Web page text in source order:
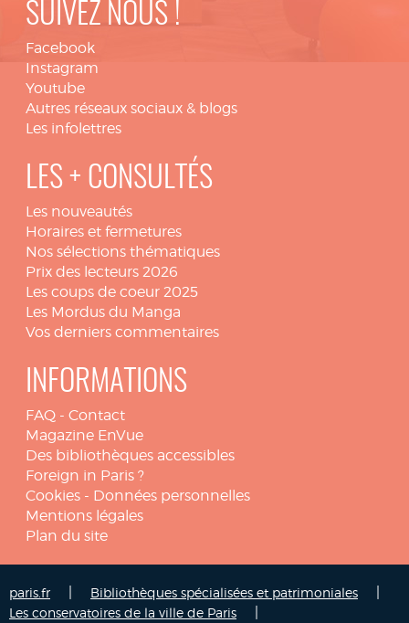
SUIVEZ NOUS !
Facebook
Instagram
Youtube
Autres réseaux sociaux & blogs
Les infolettres
LES + CONSULTÉS
Les nouveautés
Horaires et fermetures
Nos sélections thématiques
Prix des lecteurs 2026
Les coups de coeur 2025
Les Mordus du Manga
Vos derniers commentaires
INFORMATIONS
FAQ - Contact
Magazine EnVue
Des bibliothèques accessibles
Foreign in Paris ?
Cookies - Données personnelles
Mentions légales
Plan du site
paris.fr Bibliothèques spécialisées et patrimoniales
Les conservatoires de la ville de Paris